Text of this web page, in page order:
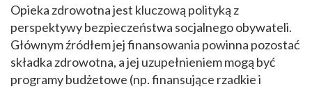
Opieka zdrowotna jest kluczową polityką z
perspektywy bezpieczeństwa socjalnego obywateli.
Głównym źródłem jej finansowania powinna pozostać
składka zdrowotna, a jej uzupełnieniem mogą być
programy budżetowe (np. finansujące rzadkie i